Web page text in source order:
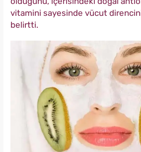
vitamini sayesinde vücut direncini
belirtti.